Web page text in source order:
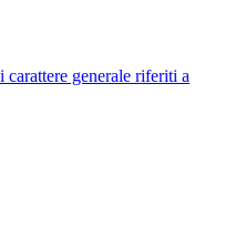
generale riferiti a